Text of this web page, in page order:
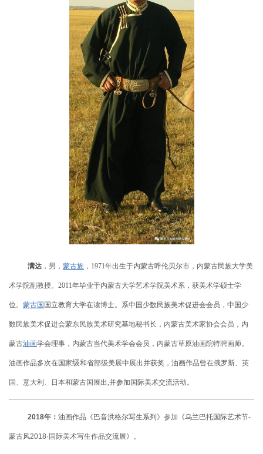
满达 ，男， 蒙古族 ，1971年出生于内蒙古呼伦贝尔市，内蒙古民族大学美
术学院副教授。2011年毕业于内蒙古大学艺术学院美术系，获美术学硕士学
位。 蒙古国 国立教育大学在读博士。系中国少数民族美术促进会会员，中国少
数民族美术促进会蒙东民族美术研究基地秘书长，内蒙古美术家协会会员，内
蒙古油画学会理事，内蒙古当代美术学会会员，内蒙古草原油画院特聘画师。
油画作品多次在国家级和省部级美展中展出并获奖，油画作品曾在俄罗斯、英
国、意大利、日本和蒙古国展出,并参加国际美术交流活动。
2018年： 油画作品《巴音洪格尔写生系列》参加《乌兰巴托国际艺术节-
蒙古风2018·国际美术写生作品交流展》。